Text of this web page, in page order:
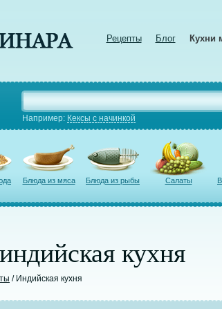
Рецепты Блог Кухни
Например: Кексы с начинкой
Блюда из мяса Блюда из рыбы Салаты
кухня
/ Индийская кухня